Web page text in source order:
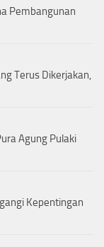
Pembangunan
Terus Dikerjakan,
Agung Pulaki
Kepentingan